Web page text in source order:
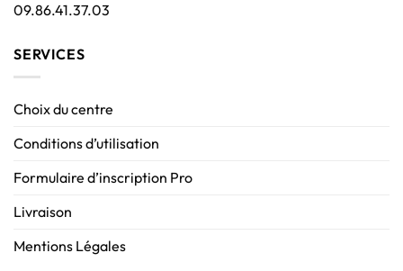
09.86.41.37.03
SERVICES
Choix du centre
Conditions d’utilisation
Formulaire d’inscription Pro
Livraison
Mentions Légales